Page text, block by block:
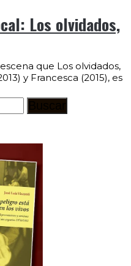
Los olvidados,
que Los olvidados,
y Francesca (2015), es